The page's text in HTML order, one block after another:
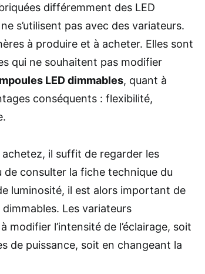
différemment des LED
s’utilisent pas avec des variateurs.
à produire et à acheter. Elles sont
qui ne souhaitent pas modifier
LED dimmables, quant à
conséquents : flexibilité,
il suffit de regarder les
de consulter la fiche technique du
luminosité, il est alors important de
Les variateurs
modifier l’intensité de l’éclairage, soit
de puissance, soit en changeant la